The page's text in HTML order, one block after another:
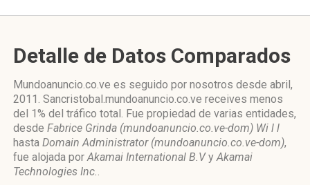
Detalle de Datos Comparados
Mundoanuncio.co.ve es seguido por nosotros desde abril,
2011. Sancristobal.mundoanuncio.co.ve receives menos
del 1% del tráfico total. Fue propiedad de varias entidades,
desde Fabrice Grinda (mundoanuncio.co.ve-dom) Wi l l
hasta Domain Administrator (mundoanuncio.co.ve-dom),
fue alojada porAkamai International B.VyAkamai
Technologies Inc..